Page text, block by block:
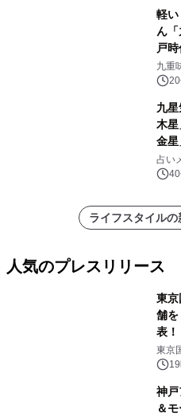
軽い
ん
戸
8月
九重
九
木星
金
ング
占い
ライフスタイル
人気のプレスリリース
東京
舗
表！
東京
神戸
＆